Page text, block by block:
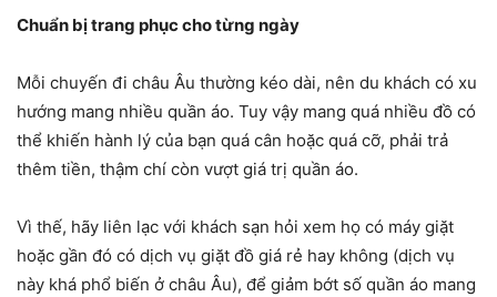
Chuẩn bị trang phục cho từng ngày
Mỗi chuyến đi châu Âu thường kéo dài, nên du khách có xu
hướng mang nhiều quần áo. Tuy vậy mang quá nhiều đồ có
thể khiến hành lý của bạn quá cân hoặc quá cỡ, phải trả
thêm tiền, thậm chí còn vượt giá trị quần áo.
Vì thế, hãy liên lạc với khách sạn hỏi xem họ có máy giặt
hoặc gần đó có dịch vụ giặt đồ giá rẻ hay không (dịch vụ
này khá phổ biến ở châu Âu), để giảm bớt số quần áo mang